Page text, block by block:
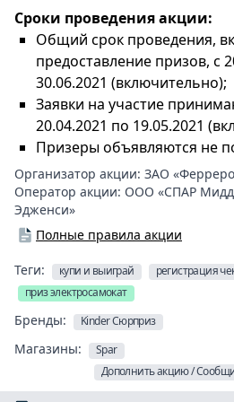
Сроки проведения акции:
Общий срок проведения,
предоставление призов, с
30.06.2021 (включительно);
Заявки на участие
20.04.2021 по 19.05.2021
Призеры объявляются не
Организатор акции: ЗАО «Ферреро
Оператор акции: ООО «СПАР
Эдженси»
Полные правила акции
Теги: купи и выиграй регистрация
приз электросамокат
Бренды: Kinder Cюрприз
Магазины:
Spar
Дополнить акцию /